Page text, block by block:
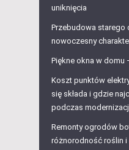
uniknięcia
Przebudowa starego
nowoczesny
Piękne okna w domu
Koszt punktów
się składa i gdzie
podczas
Remonty ogrodów
różnorodność roślin